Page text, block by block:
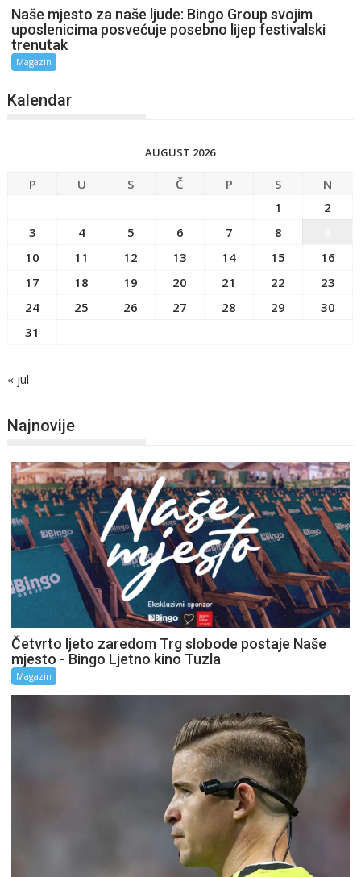
Naše mjesto za naše ljude: Bingo Group svojim
uposlenicima posvećuje posebno lijep festivalski
trenutak
Magazin
Kalendar
AUGUST 2026
P U S Č P S
N
1
2
3
4 5 6 7 8
10
11 12 13 14 15
16
17
18 19 20 21 22
23
24
25 26 27 28 29
30
31
« jul
Najnovije
Četvrto ljeto zaredom Trg slobode postaje Naše
mjesto - Bingo Ljetno kino Tuzla
Magazin